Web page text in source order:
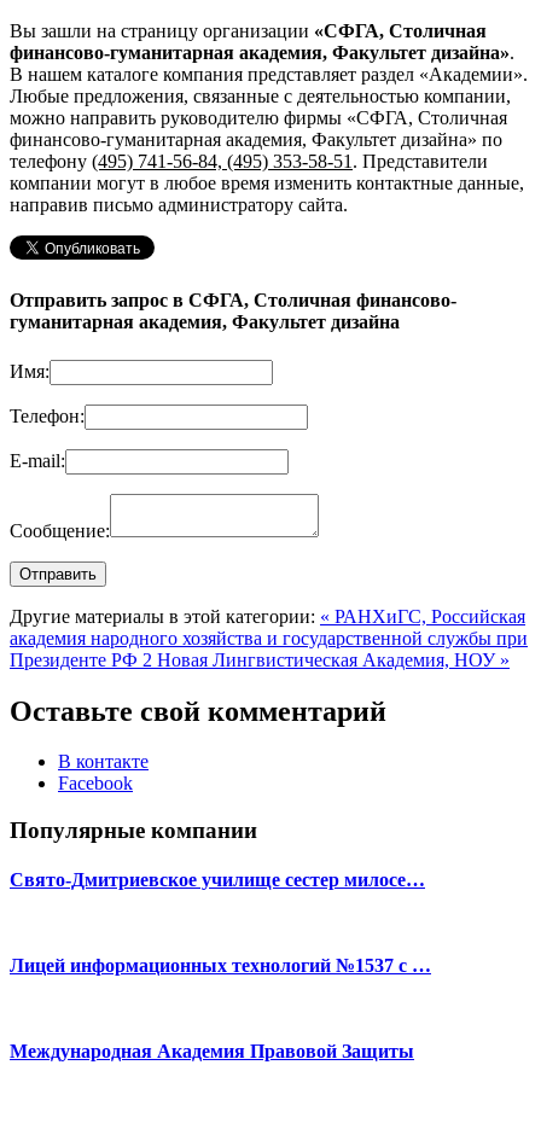
Вы зашли на страницу организации «СФГА, Столичная
финансово-гуманитарная академия, Факультет дизайна».
В нашем каталоге компания представляет раздел «Академии».
Любые предложения, связанные с деятельностью компании,
можно направить руководителю фирмы «СФГА, Столичная
финансово-гуманитарная академия, Факультет дизайна» по
телефону (495) 741-56-84, (495) 353-58-51 . Представители
компании могут в любое время изменить контактные данные,
направив письмо администратору сайта.
Отправить запрос в СФГА, Столичная финансово-
гуманитарная академия, Факультет дизайна
Имя:
Телефон:
E-mail:
Сообщение:
Другие материалы в этой категории: « РАНХиГС, Российская
академия народного хозяйства и государственной службы при
Президенте РФ 2 Новая Лингвистическая Академия, НОУ »
Оставьте свой комментарий
В контакте
Facebook
Популярные компании
Свято-Дмитриевское училище сестер милосе…
Лицей информационных технологий №1537 с …
Международная Академия Правовой Защиты